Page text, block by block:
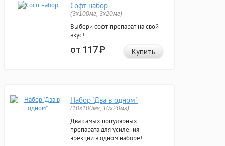
Софт набор
(3x100мг, 3x20мг)
Выбери софт-препарат на свой
вкус!
от 117Р Купить
Набор "Два в одном"
(10x100мг, 10x20мг)
Два самых популярных
препарата для усиления
эрекции в одном наборе!